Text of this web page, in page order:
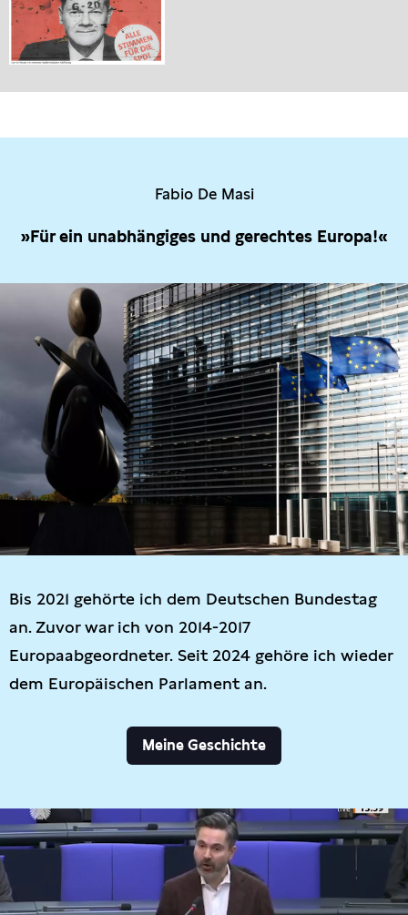
Fabio De Masi
»Für ein unabhängiges und gerechtes Europa!«
Bis 2021 gehörte ich dem Deutschen Bundestag
an. Zuvor war ich von 2014-2017
Europaabgeordneter. Seit 2024 gehöre ich wieder
dem Europäischen Parlament an.
Meine Geschichte